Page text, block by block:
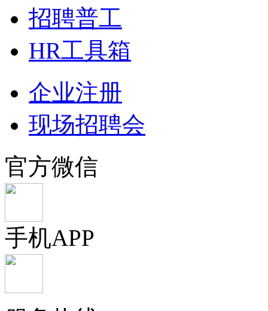
招聘普工
HR工具箱
企业注册
现场招聘会
官方微信
手机APP